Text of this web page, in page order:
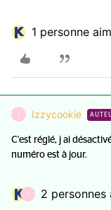
1 personne
Izzycookie
C'est réglé, j ai
numéro est à jour.
2 personnes